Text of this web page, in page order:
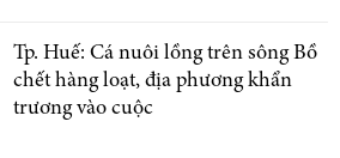
Tp. Huế: Cá nuôi lồng trên sông Bồ
chết hàng loạt, địa phương khẩn
trương vào cuộc